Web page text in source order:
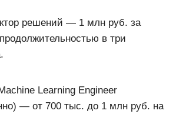
решений — 1 млн руб. за
в три
Learning Engineer
— от 700 тыс. до 1 млн руб. на